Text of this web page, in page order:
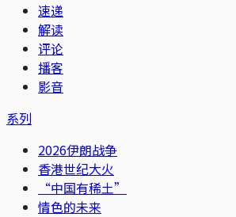
速递
解读
评论
播客
影音
系列
2026伊朗战争
香港世纪大火
“中国有稀土”
情色的未来